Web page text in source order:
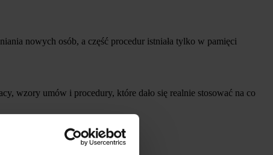
nowych osób, a część procedur istniała tylko w pamięci
wzory umów i procedury, które dało się realnie stosować na co
pożarów.